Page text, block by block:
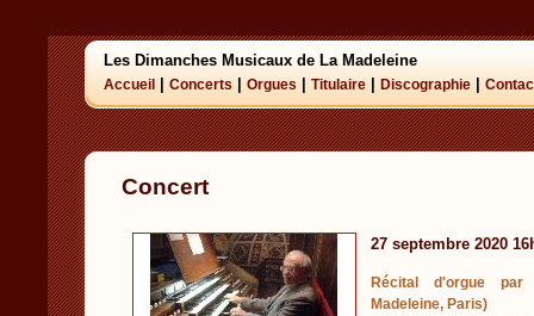
Les Dimanches Musicaux de La Madeleine
Accueil Concerts Orgues Titulaire Discographie
Concert
27 septembre 2020
Récital d'orgue par
Madeleine, Paris)